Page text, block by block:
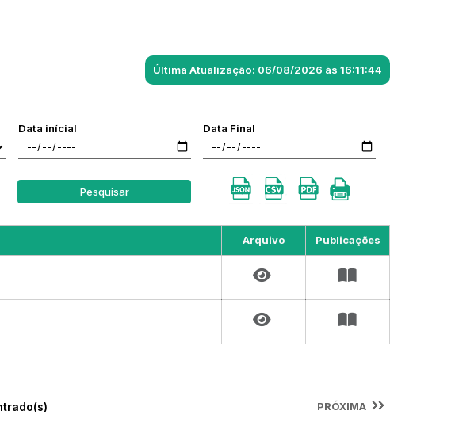
Última Atualização: 06/08/2026 às 16:11:44
Data inícial Data Final
Pesquisar
Arquivo Publicações
PRÓXIMA